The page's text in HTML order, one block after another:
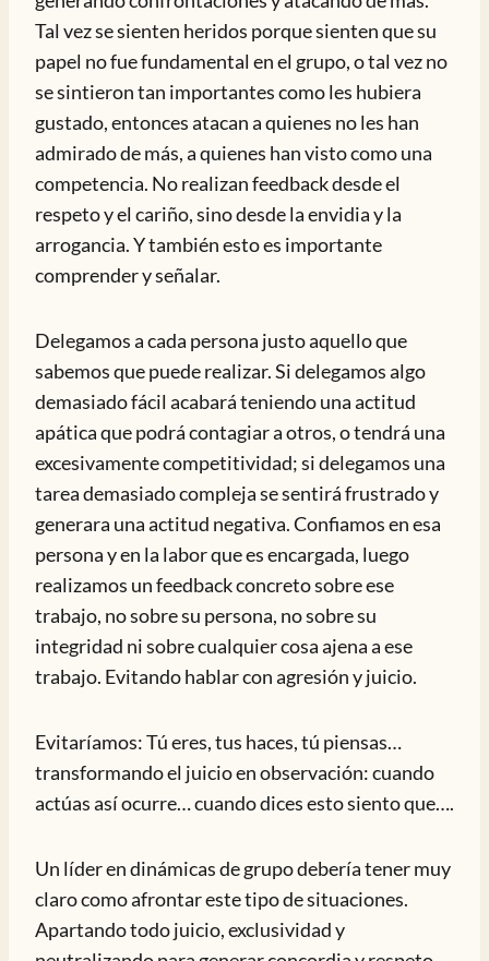
Tal vez se sienten heridos porque sienten que su
papel no fue fundamental en el grupo, o tal vez no
se sintieron tan importantes como les hubiera
gustado, entonces atacan a quienes no les han
admirado de más, a quienes han visto como una
competencia. No realizan feedback desde el
respeto y el cariño, sino desde la envidia y la
arrogancia. Y también esto es importante
comprender y señalar.
Delegamos a cada persona justo aquello que
sabemos que puede realizar. Si delegamos algo
demasiado fácil acabará teniendo una actitud
apática que podrá contagiar a otros, o tendrá una
excesivamente competitividad; si delegamos una
tarea demasiado compleja se sentirá frustrado y
generara una actitud negativa. Confiamos en esa
persona y en la labor que es encargada, luego
realizamos un feedback concreto sobre ese
trabajo, no sobre su persona, no sobre su
integridad ni sobre cualquier cosa ajena a ese
trabajo. Evitando hablar con agresión y juicio.
Evitaríamos: Tú eres, tus haces, tú piensas…
transformando el juicio en observación: cuando
actúas así ocurre… cuando dices esto siento que….
Un líder en dinámicas de grupo debería tener muy
claro como afrontar este tipo de situaciones.
Apartando todo juicio, exclusividad y